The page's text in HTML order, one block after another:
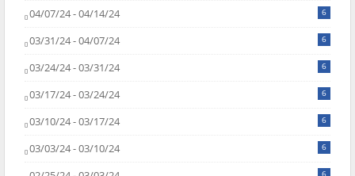
04/07/24 - 04/14/24 6
03/31/24 - 04/07/24 6
03/24/24 - 03/31/24 6
03/17/24 - 03/24/24 6
03/10/24 - 03/17/24 6
03/03/24 - 03/10/24 6
6